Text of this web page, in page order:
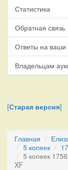
Статистика
Обратная связь
Ответы на
Владельцам
[Старая версия]
Главная
5 копеек
5 копеек
XF